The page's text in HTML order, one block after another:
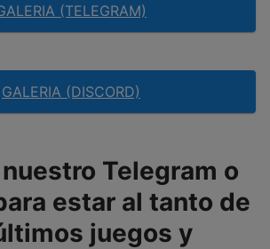
(TELEGRAM)
GALERIA (DISCORD)
Telegram o
estar al tanto de
juegos y